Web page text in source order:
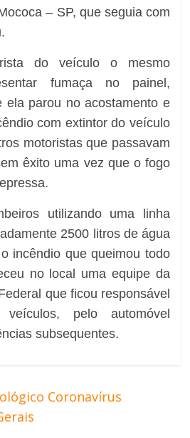
– SP, que seguia com
do veículo o mesmo
fumaça no painel,
ela parou no acostamento e
com extintor do veículo
motoristas que passavam
êxito uma vez que o fogo
utilizando uma linha
2500 litros de água
incêndio que queimou todo
no local uma equipe da
que ficou responsável
pelo automóvel
subsequentes.
Coronavírus